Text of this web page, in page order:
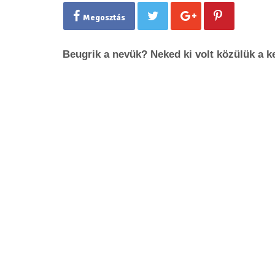
Megosztás
Beugrik a nevük? Neked ki volt közülük a